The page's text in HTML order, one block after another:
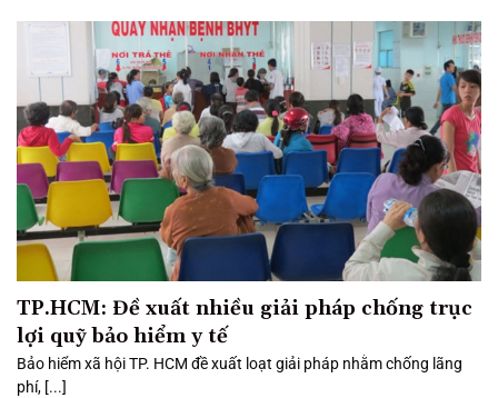
TP.HCM: Đề xuất nhiều giải pháp chống trục
lợi quỹ bảo hiểm y tế
Bảo hiểm xã hội TP. HCM đề xuất loạt giải pháp nhằm chống lãng
phí, [...]